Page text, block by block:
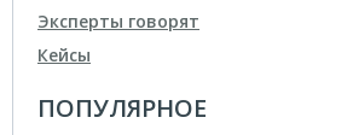
Эксперты говорят
Кейсы
ПОПУЛЯРНОЕ